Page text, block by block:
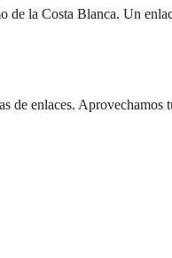
la Costa Blanca. Un
de enlaces.